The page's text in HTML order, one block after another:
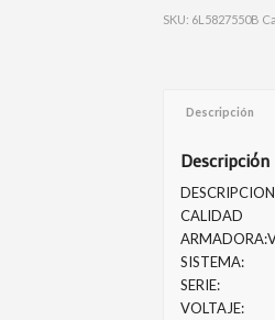
SKU: 6L5827550B
Descripción
Descripción
CALIDAD
SISTEMA:
SERIE:
VOLTAJE: